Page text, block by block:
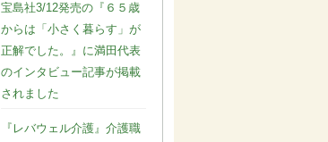
宝島社3/12発売の『６５歳
からは「小さく暮らす」が
正解でした。』に満田代表
のインタビュー記事が掲載
されました
『レバウェル介護』介護職